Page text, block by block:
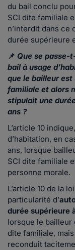
du bail conclu
SCI dite familiale
n’interdit dans ce
durée supérieure
📌 Que se passe-
bail à usage
que le bailleur est
familiale et alors
stipulait une
ans ?
L’article 10
d’habitation, en
ans, lorsque
SCI dite familiale
personne morale.
L’article 10 de la
particularité d’
durée supérieure
lorsque le bailleur
dite familiale,
reconduit